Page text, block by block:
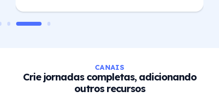
CANAIS
Crie jornadas completas, adicionando
outros recursos